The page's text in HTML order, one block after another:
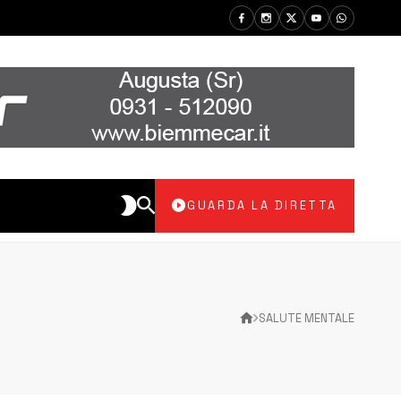
GUARDA LA DIRETTA
SALUTE MENTALE